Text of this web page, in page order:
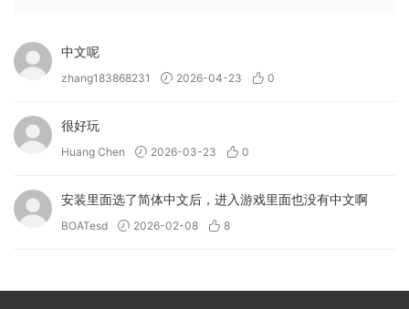
中文呢
zhang183868231 2026-04-23 0
很好玩
Huang Chen 2026-03-23 0
安装里面选了简体中文后，进入游戏里面也没有中文啊
BOATesd 2026-02-08 8